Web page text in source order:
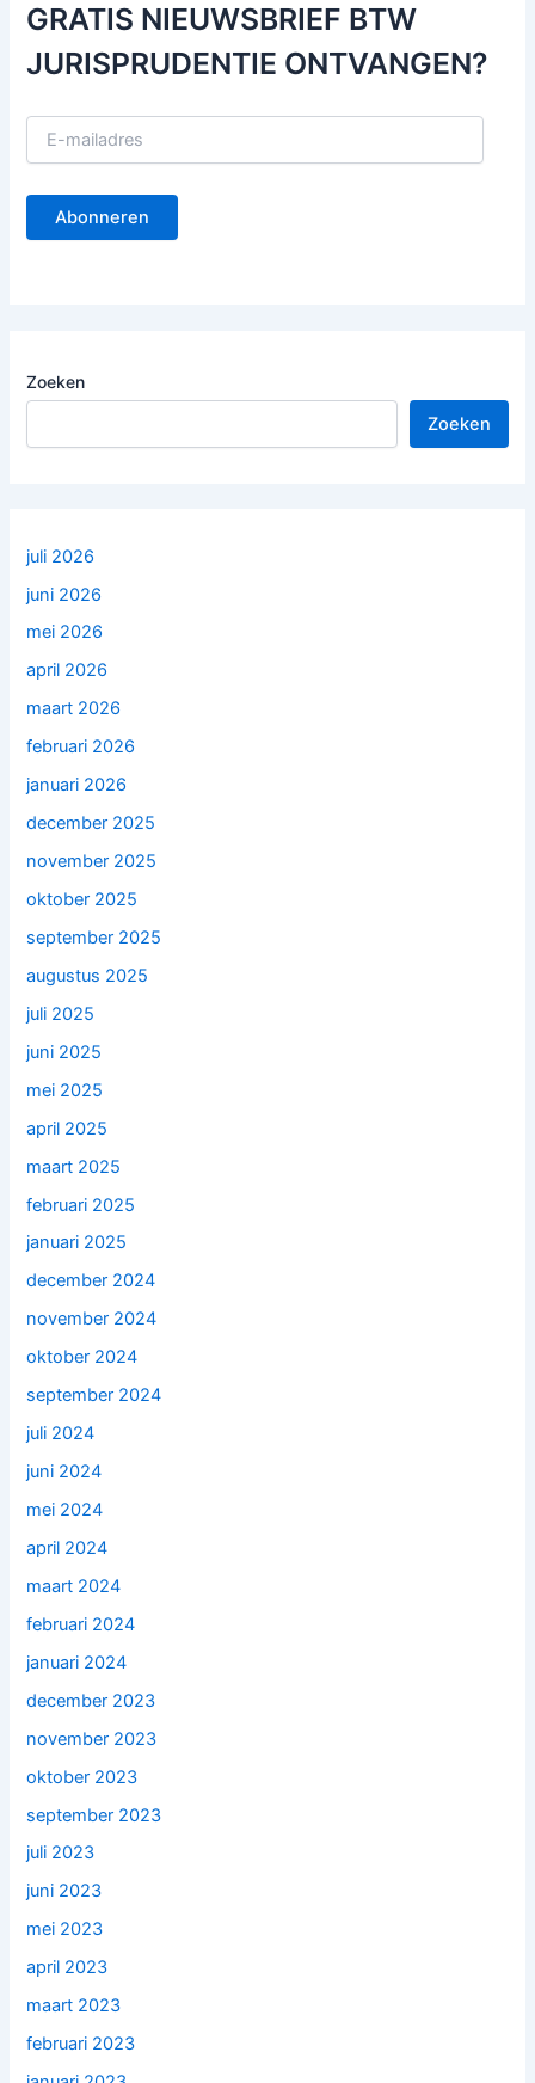
GRATIS NIEUWSBRIEF BTW
JURISPRUDENTIE ONTVANGEN?
E
a
l
Abonneren
Zoeken
Zoeken
juli 2026
juni 2026
mei 2026
april 2026
maart 2026
februari 2026
januari 2026
december 2025
november 2025
oktober 2025
september 2025
augustus 2025
juli 2025
juni 2025
mei 2025
april 2025
maart 2025
februari 2025
januari 2025
december 2024
november 2024
oktober 2024
september 2024
juli 2024
juni 2024
mei 2024
april 2024
maart 2024
februari 2024
januari 2024
december 2023
november 2023
oktober 2023
september 2023
juli 2023
juni 2023
mei 2023
april 2023
maart 2023
februari 2023